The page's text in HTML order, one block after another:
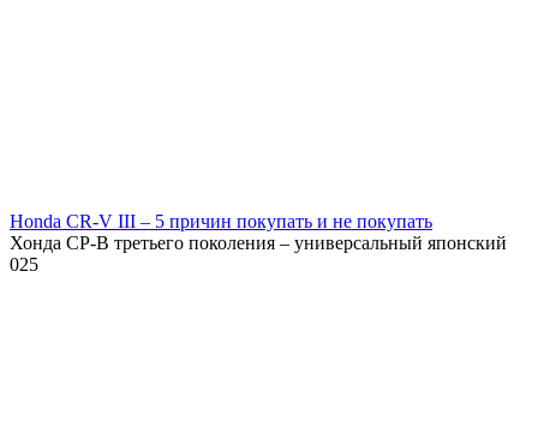
Honda CR-V III – 5 причин покупать и не покупать
Хонда СР-В третьего поколения – универсальный японский
025